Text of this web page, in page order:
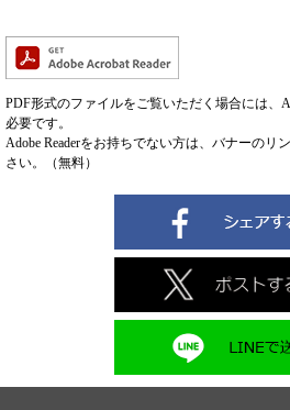
PDF形式のファイルをご覧いただく場合には、
必要です。
Adobe Readerをお持ちでない方は、バナーのリ
さい。（無料）